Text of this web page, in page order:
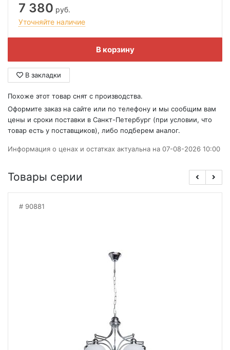
7 380 руб.
Уточняйте наличие
В корзину
В закладки
Похоже этот товар снят с производства.
Оформите заказ на сайте или по телефону и мы сообщим вам
цены и сроки поставки в Санкт-Петербург (при условии, что
товар есть у поставщиков), либо подберем аналог.
Информация о ценах и остатках актуальна на 07-08-2026 10:00
Товары серии
90881